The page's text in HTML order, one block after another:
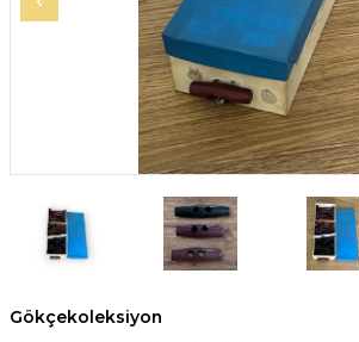
Gökçekoleksiyon